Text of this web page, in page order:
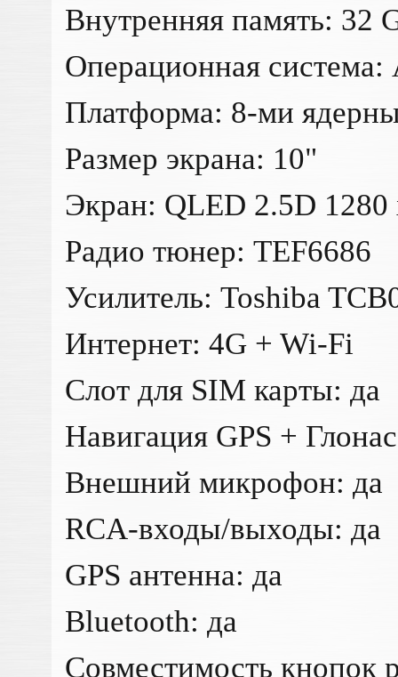
Внутренняя память: 32
Операционная
Платформа: 8-ми
Размер экрана: 10"
Экран: QLED 2.5D 1280
Радио тюнер: TEF6686
Усилитель: Toshiba
Интернет: 4G + Wi-Fi
Слот для SIM карты: да
Навигация GPS +
Внешний микрофон: да
RCA-входы/выходы: да
GPS антенна: да
Bluetooth: да
Совместимость кнопок